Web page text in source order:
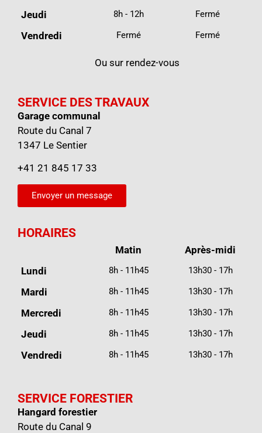
Jeudi 8h - 12h Fermé
Vendredi Fermé Fermé
Ou sur rendez-vous
SERVICE DES TRAVAUX
Garage communal
Route du Canal 7
1347 Le Sentier
+41 21 845 17 33
Envoyer un message
HORAIRES
Matin
Après-midi
Lundi
8h - 11h45 13h30 - 17h
Mardi 8h - 11h45 13h30 - 17h
Mercredi 8h - 11h45 13h30 - 17h
Jeudi 8h - 11h45 13h30 - 17h
Vendredi 8h - 11h45 13h30 - 17h
SERVICE FORESTIER
Hangard forestier
Route du Canal 9